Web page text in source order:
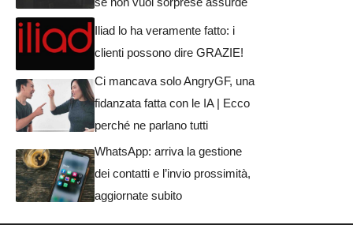
Iliad lo ha veramente fatto: i
clienti possono dire GRAZIE!
Ci mancava solo AngryGF, una
fidanzata fatta con le IA | Ecco
perché ne parlano tutti
WhatsApp: arriva la gestione
dei contatti e l’invio prossimità,
aggiornate subito